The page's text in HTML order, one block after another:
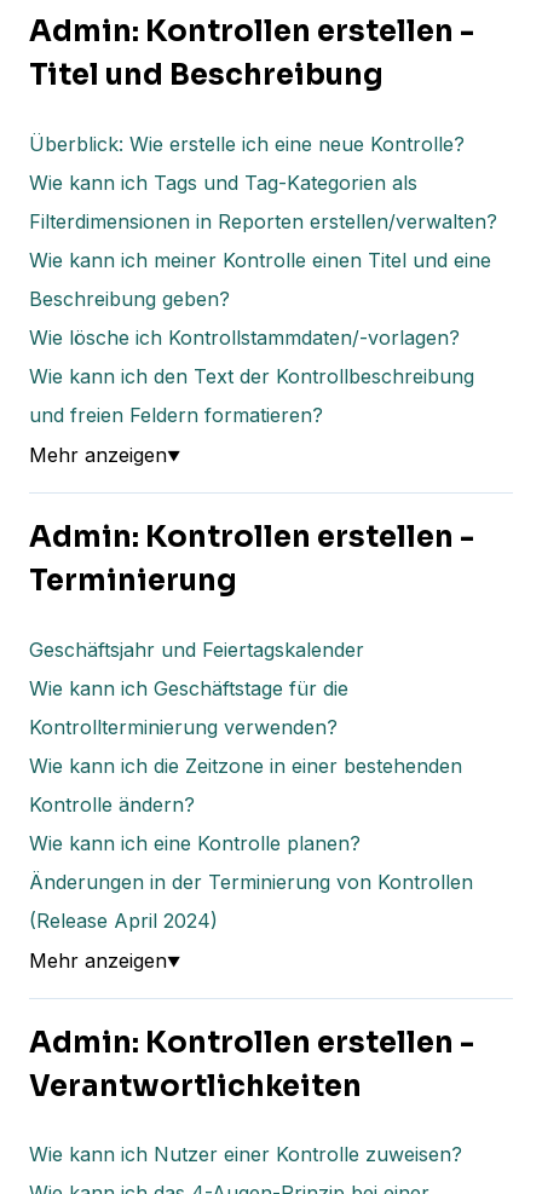
Admin: Kontrollen erstellen -
Titel und Beschreibung
Überblick: Wie erstelle ich eine neue Kontrolle?
Wie kann ich Tags und Tag-Kategorien als
Filterdimensionen in Reporten erstellen/verwalten?
Wie kann ich meiner Kontrolle einen Titel und eine
Beschreibung geben?
Wie lösche ich Kontrollstammdaten/-vorlagen?
Wie kann ich den Text der Kontrollbeschreibung
und freien Feldern formatieren?
Mehr anzeigen▼
Admin: Kontrollen erstellen -
Terminierung
Geschäftsjahr und Feiertagskalender
Wie kann ich Geschäftstage für die
Kontrollterminierung verwenden?
Wie kann ich die Zeitzone in einer bestehenden
Kontrolle ändern?
Wie kann ich eine Kontrolle planen?
Änderungen in der Terminierung von Kontrollen
(Release April 2024)
Mehr anzeigen▼
Admin: Kontrollen erstellen -
Verantwortlichkeiten
Wie kann ich Nutzer einer Kontrolle zuweisen?